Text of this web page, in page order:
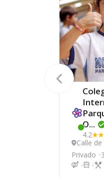
Este
O...
4.2
Calle
nítez 23
Privado